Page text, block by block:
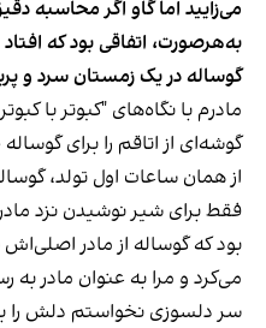
می‌زایید اما گاو اگر محاسبه
به‌هرصورت، اتفاقی بود که
گوساله در یک زمستان سرد و
مادرم با نگاه‌های "کبوتر با
گوشه‌ای از اتاقم را برای
از همان ساعات اول تولد،
فقط برای شیر نوشیدن نزد
بود که گوساله از مادر
می‌کرد و مرا به عنوان مادر
سر دلسوزی نخواستم دلش را